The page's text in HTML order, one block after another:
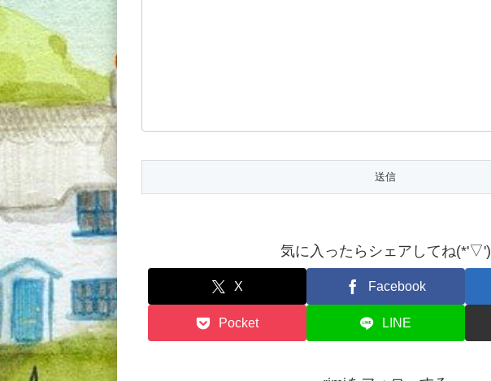
気に入ったらシェアしてね(*'▽')
X Facebook
Pocket LINE